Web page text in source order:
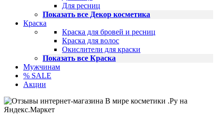
Для ресниц
Показать все Декор косметика
Краска
Краска для бровей и ресниц
Краска для волос
Окислители для краски
Показать все Краска
Мужчинам
% SALE
Акции